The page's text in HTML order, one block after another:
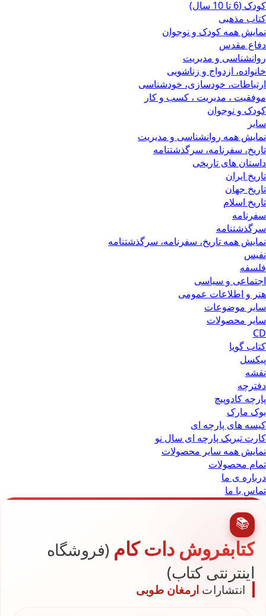
کودک (6 تا 10 سال)
کتاب مذهبی
نمایش همه کودک و نوجوان
دفاع مقدس
روانشناسی و مدیریت
خانواده، ازدواج و زناشویی
ارتباطات، خودسازی، خودشناسی
موفقیت ، مدیریت ، کسب و کار
کودک و نوجوان
سایر
نمایش همه روانشناسی و مدیریت
تاریخ، سفرنامه، سرگذشتنامه
داستان های تاریخی
تاریخ ایران
تاریخ جهان
تاریخ اسلام
سفرنامه
سرگذشتنامه
نمایش همه تاریخ، سفرنامه، سرگذشتنامه
نفیس
فلسفه
اجتماعی و سیاسی
هنر و اطلاعات عمومی
سایر موضوعات
سایر محصولات
CD
کتاب گویا
پیکسل
نقشه
دفترچه
پارچه کادوپیچ
بوک مارک
کیسه های پارچه ای
کارت تبریک پارچه ای سال نو
نمایش همه سایر محصولات
تمام محصولات
درباره ی ما
تماس با ما
📚
کتابفروش دات کام (فروشگاه
اینترنتی کتاب)
انتشارات ارمغان طوبی